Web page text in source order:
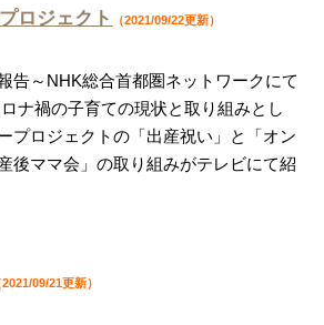
ロジェクト （2021/09/22更新）
告～NHK総合首都圏ネットワークにて
ナ禍の子育ての現状と取り組みとし
プロジェクトの「出産祝い」と「オン
後ママ会」の取り組みがテレビにて紹
2021/09/21更新）